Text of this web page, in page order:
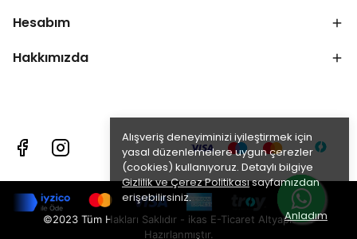
Alışveriş deneyiminizi iyileştirmek için
yasal düzenlemelere uygun çerezler
(cookies) kullanıyoruz. Detaylı bilgiye
Gizlilik ve Çerez Politikasısayfamızdan
erişebilirsiniz.
Anladım
Hesabım
Hakkımızda
©2023 Tüm Hakları Saklıdır - ikas E-Ticaret Altyapısı ile
Hazırlanmıştır.